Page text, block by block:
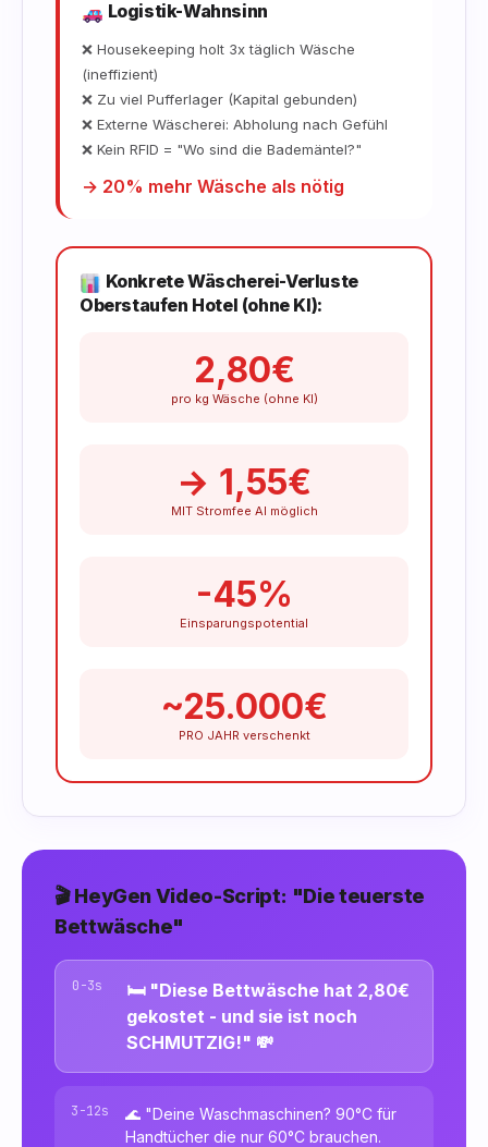
Logistik-Wahnsinn
❌ Housekeeping holt 3x täglich Wäsche
(ineffizient)
❌ Zu viel Pufferlager (Kapital gebunden)
❌ Externe Wäscherei: Abholung nach Gefühl
❌ Kein RFID = "Wo sind die Bademäntel?"
→ 20% mehr Wäsche als nötig
Konkrete Wäscherei-Verluste
Oberstaufen Hotel (ohne KI):
2,80€
pro kg Wäsche (ohne KI)
→ 1,55€
MIT Stromfee AI möglich
-45%
Einsparungspotential
~25.000€
PRO JAHR verschenkt
🎬 HeyGen Video-Script: "Die teuerste
Bettwäsche"
0-3s
🛏️ "Diese Bettwäsche hat 2,80€
gekostet - und sie ist noch
SCHMUTZIG!" 💸
3-12s
🌊 "Deine Waschmaschinen? 90°C für
Handtücher die nur 60°C brauchen.